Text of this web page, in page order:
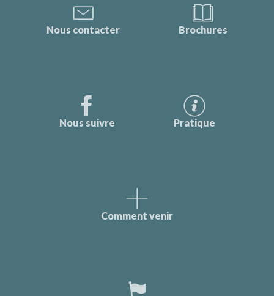
Nous contacter Brochures
Nous suivre Pratique
Comment venir